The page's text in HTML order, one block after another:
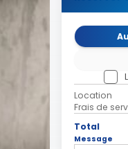
Location
Frais de
Total
Message